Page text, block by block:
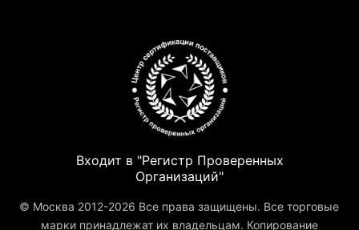
Входит в "Регистр Проверенных
Организаций"
© Москва 2012-2026 Все права защищены. Все торговые
марки принадлежат их владельцам. Копирование